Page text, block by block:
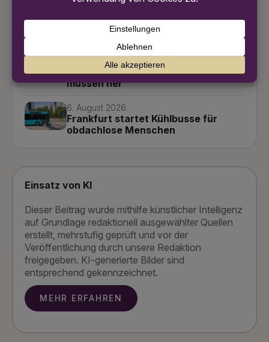
CDU Frankfurt wählt Vorstand
7. August 2026
Frankfurt und das Kinderheim-
Unrecht: Mehr als nur Räume
müssen her
6. August 2026
Frankfurt startet Kühlbusse für
obdachlose Menschen
Einsatz von KI
Dieser Beitrag wurde mithilfe künstlicher Intelligenz
auf Grundlage redaktionell ausgewählter Quellen
erstellt, mehrstufig geprüft und vor der
Veröffentlichung durch unsere Redaktion
freigegeben. KI-generierte Bilder sind
entsprechend gekennzeichnet.
MEHR ERFAHREN